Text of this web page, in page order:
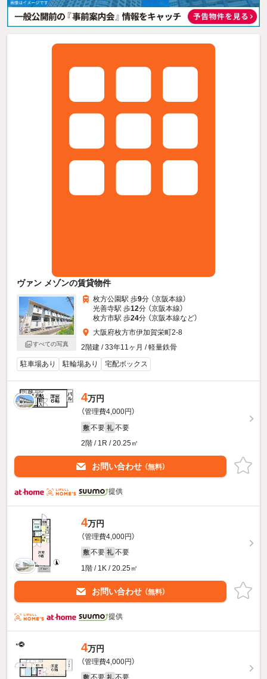
ヴァン メゾンの賃貸物件
すべての写真
枚方公園駅 歩9分 （京阪本線）
光善寺駅 歩12分 （京阪本線）
枚方市駅 歩24分 （京阪本線など）
大阪府枚方市伊加賀栄町2-8
2階建 / 33年11ヶ月 / 軽量鉄骨
駐車場あり
駐輪場あり 宅配ボックス
4万円
（管理費4,000円）
敷 不要 礼 不要
2階 / 1R / 20.25㎡
お問い合わせ （無料）
提供
4万円
（管理費4,000円）
敷 不要 礼 不要
1階 / 1K / 20.25㎡
お問い合わせ （無料）
提供
4万円
（管理費4,000円）
敷 不要 礼 不要